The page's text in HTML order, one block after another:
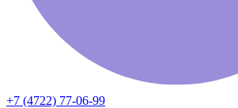
+7 (4722) 77-06-99